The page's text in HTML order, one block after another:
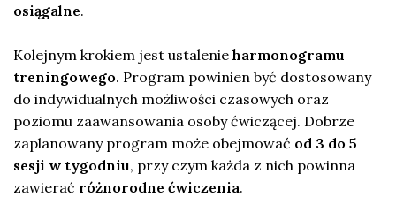
osiągalne.
Kolejnym krokiem jest ustalenie harmonogramu
treningowego. Program powinien być dostosowany
do indywidualnych możliwości czasowych oraz
poziomu zaawansowania osoby ćwiczącej. Dobrze
zaplanowany program może obejmować od 3 do 5
sesji w tygodniu, przy czym każda z nich powinna
zawierać różnorodne ćwiczenia.